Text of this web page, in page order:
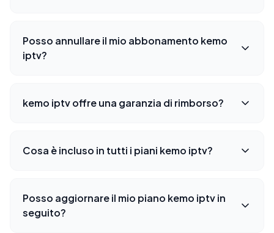
Posso annullare il mio abbonamento kemo
iptv?
kemo iptv offre una garanzia di rimborso?
Cosa è incluso in tutti i piani kemo iptv?
Posso aggiornare il mio piano kemo iptv in
seguito?